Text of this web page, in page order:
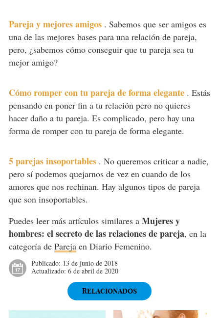
Pareja y mejores amigos . Sabemos que ser amigos es
una de las mejores bases para una relación de pareja,
pero, ¿sabemos cómo conseguir que tu pareja sea tu
mejor amigo?
Cómo romper con tu pareja de forma elegante . Estás
pensando en poner fin a tu relación pero no quieres
hacer daño a tu pareja. Es complicado, pero hay una
forma de romper con tu pareja de forma elegante.
5 parejas insoportables . No queremos criticar a nadie,
pero sí podemos quejarnos de vez en cuando de los
amores que nos rechinan. Hay algunos tipos de pareja
que son insoportables.
Puedes leer más artículos similares a Mujeres y
hombres: el secreto de las relaciones de pareja, en la
categoría de Parejaen Diario Femenino.
Publicado: 13 de junio de 2018
Actualizado: 6 de abril de 2020
RELACIONADOS